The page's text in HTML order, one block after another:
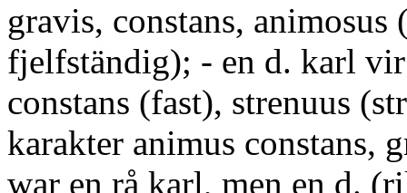
gravis, constans, animosus
fjelfständig); - en d. karl
constans (fast), strenuus
karakter animus constans,
war en rå karl, men en d.